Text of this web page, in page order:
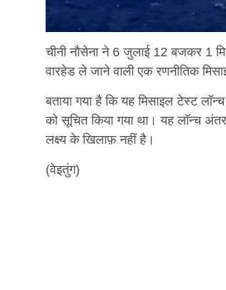
चीनी नौसेना ने 6 जुलाई 12 बजकर 1
वारहेड ले जाने वाली एक रणनीतिक
बताया गया है कि यह मिसाइल टेस्ट
को सूचित किया गया था। यह लॉन्च
लक्ष्य के खिलाफ़ नहीं है।
(वेइतुंग)